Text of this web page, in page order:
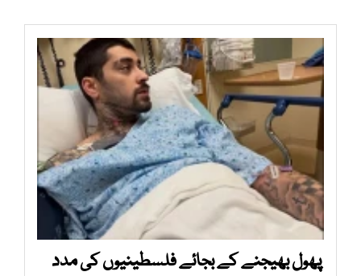
پھول بھیجنے کے بجائے فلسطینیوں کی مدد